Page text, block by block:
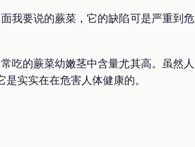
我要说的蕨菜，它的缺陷可是严重到危
吃的蕨菜幼嫩茎中含量尤其高。虽然人
实实在在危害人体健康的。